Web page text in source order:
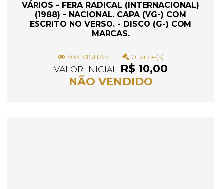
VÁRIOS - FERA RADICAL (INTERNACIONAL)
(1988) - NACIONAL. CAPA (VG-) COM
ESCRITO NO VERSO. - DISCO (G-) COM
MARCAS.
303 VISITAS 0 lance(s)
VALOR INICIAL R$ 10,00
NÃO VENDIDO